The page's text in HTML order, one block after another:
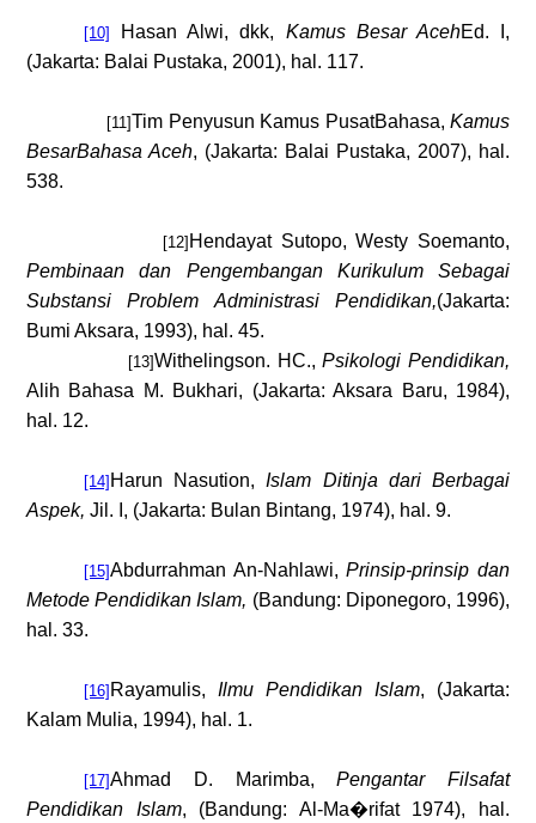
[10] Hasan Alwi, dkk, Kamus Besar AcehEd. I,
(Jakarta: Balai Pustaka, 2001), hal. 117.
[11]Tim Penyusun Kamus PusatBahasa,Kamus
BesarBahasa Aceh, (Jakarta: Balai Pustaka, 2007), hal.
538.
[12] Hendayat Sutopo, Westy Soemanto,
Pembinaan dan Pengembangan Kurikulum Sebagai
Substansi Problem Administrasi Pendidikan,(Jakarta:
Bumi Aksara, 1993), hal. 45.
[13]Withelingson. HC.,Psikologi Pendidikan,
Alih Bahasa M. Bukhari, (Jakarta: Aksara Baru, 1984),
hal. 12.
[14] Harun Nasution,Islam Ditinja dari Berbagai
Aspek, Jil. I, (Jakarta: Bulan Bintang, 1974), hal. 9.
[15]Abdurrahman An-Nahlawi,Prinsip-prinsip dan
Metode Pendidikan Islam, (Bandung: Diponegoro, 1996),
hal. 33.
[16] Rayamulis, Ilmu Pendidikan Islam, (Jakarta:
Kalam Mulia, 1994), hal. 1.
[17]Ahmad D. Marimba,Pengantar Filsafat
Pendidikan Islam, (Bandung: Al-Ma�rifat 1974), hal.